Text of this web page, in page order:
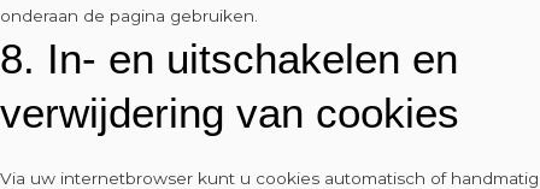
onderaan de pagina gebruiken.
8. In- en uitschakelen en
verwijdering van cookies
Via uw internetbrowser kunt u cookies automatisch of handmatig